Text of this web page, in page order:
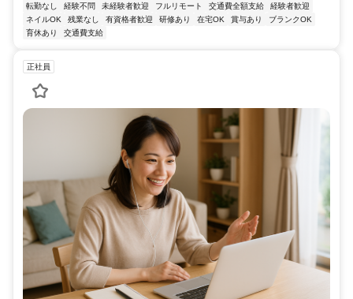
転勤なし
経験不問 未経験者歓迎 フルリモート 交通費全額支給
経験者歓迎
ネイルOK
残業なし 有資格者歓迎 研修あり 在宅OK 賞与あり
ブランクOK
育休あり
交通費支給
正社員